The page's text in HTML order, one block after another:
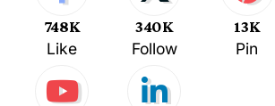
748K
Like
340K
Follow
13K
Pin